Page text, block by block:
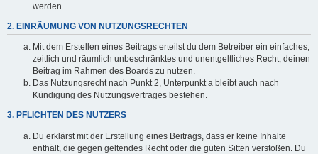
werden.
2. EINRÄUMUNG VON NUTZUNGSRECHTEN
Mit dem Erstellen eines Beitrags erteilst du dem Betreiber ein einfaches,
zeitlich und räumlich unbeschränktes und unentgeltliches Recht, deinen
Beitrag im Rahmen des Boards zu nutzen.
Das Nutzungsrecht nach Punkt 2, Unterpunkt a bleibt auch nach
Kündigung des Nutzungsvertrages bestehen.
3. PFLICHTEN DES NUTZERS
Du erklärst mit der Erstellung eines Beitrags, dass er keine Inhalte
enthält, die gegen geltendes Recht oder die guten Sitten verstoßen. Du